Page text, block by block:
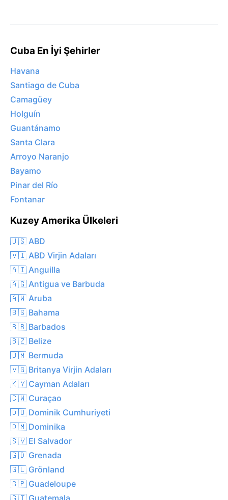
Cuba En İyi Şehirler
Havana
Santiago de Cuba
Camagüey
Holguín
Guantánamo
Santa Clara
Arroyo Naranjo
Bayamo
Pinar del Río
Fontanar
Kuzey Amerika Ülkeleri
🇺🇸 ABD
🇻🇮 ABD Virjin Adaları
🇦🇮 Anguilla
🇦🇬 Antigua ve Barbuda
🇦🇼 Aruba
🇧🇸 Bahama
🇧🇧 Barbados
🇧🇿 Belize
🇧🇲 Bermuda
🇻🇬 Britanya Virjin Adaları
🇰🇾 Cayman Adaları
🇨🇼 Curaçao
🇩🇴 Dominik Cumhuriyeti
🇩🇲 Dominika
🇸🇻 El Salvador
🇬🇩 Grenada
🇬🇱 Grönland
🇬🇵 Guadeloupe
🇬🇹 Guatemala